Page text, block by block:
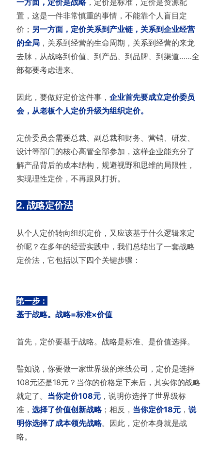
置，这是一件非常慎重的事情，不能靠个人盲目定
价； 另一方面，定价关系到产业链，关系到企业经营
的全局，关系到经营的生命周期，关系到经营的来龙
去脉，从战略到价值、到产品、到品牌、到渠道……全
部都要考虑进来。
因此，要做好定价这件事， 企业首先要成立定价委员
会，从老板个人定价升级为组织定价。
定价委员会需要总裁、副总裁和财务、营销、研发、
设计等部门的核心高管全部参加，这样企业能充分了
解产品背后的成本结构，规避视野和思维的局限性，
实现理性定价，不再跟风打折。
2. 战略定价法
从个人定价转向组织定价，又应该基于什么逻辑来定
价呢？在多年的经营实践中，我们总结出了一套战略
定价法，它包括以下四个关键步骤：
第一步：
基于战略。战略=标准×价值
首先，定价要基于战略。战略是标准、是价值选择。
譬如说，你要做一家世界级的米线公司，定价是选择
108元还是18元？当你的价格定下来后，其实你的战略
就定了。 当你定价108元，说明你选择了世界级标
准， 选择了价值创新战略；相反， 当你定价18元， 说
明你选择了成本领先战略。因此，定价本身就是战
略。